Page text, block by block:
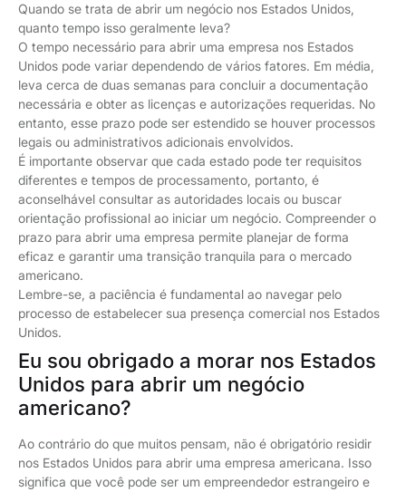
Quando se trata de abrir um negócio nos Estados Unidos,
quanto tempo isso geralmente leva?
O tempo necessário para abrir uma empresa nos Estados
Unidos pode variar dependendo de vários fatores. Em média,
leva cerca de duas semanas para concluir a documentação
necessária e obter as licenças e autorizações requeridas. No
entanto, esse prazo pode ser estendido se houver processos
legais ou administrativos adicionais envolvidos.
É importante observar que cada estado pode ter requisitos
diferentes e tempos de processamento, portanto, é
aconselhável consultar as autoridades locais ou buscar
orientação profissional ao iniciar um negócio. Compreender o
prazo para abrir uma empresa permite planejar de forma
eficaz e garantir uma transição tranquila para o mercado
americano.
Lembre-se, a paciência é fundamental ao navegar pelo
processo de estabelecer sua presença comercial nos Estados
Unidos.
Eu sou obrigado a morar nos Estados
Unidos para abrir um negócio
americano?
Ao contrário do que muitos pensam, não é obrigatório residir
nos Estados Unidos para abrir uma empresa americana. Isso
significa que você pode ser um empreendedor estrangeiro e